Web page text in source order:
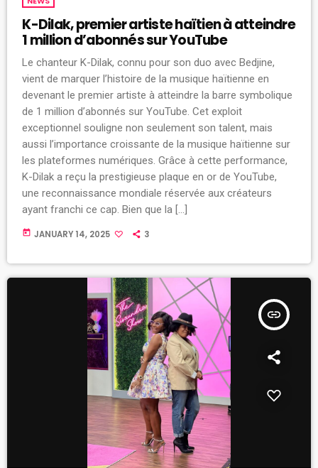
K-Dilak, premier artiste haïtien à atteindre
1 million d’abonnés sur YouTube
Le chanteur K-Dilak, connu pour son duo avec Bedjine,
vient de marquer l’histoire de la musique haïtienne en
devenant le premier artiste à atteindre la barre symbolique
de 1 million d’abonnés sur YouTube. Cet exploit
exceptionnel souligne non seulement son talent, mais
aussi l’importance croissante de la musique haïtienne sur
les plateformes numériques. Grâce à cette performance,
K-Dilak a reçu la prestigieuse plaque en or de YouTube,
une reconnaissance mondiale réservée aux créateurs
ayant franchi ce cap. Bien que la […]
today JANUARY 14, 2025 3
insert_link